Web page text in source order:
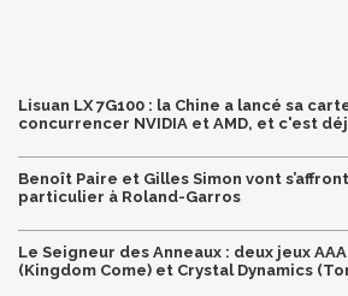
Lisuan LX 7G100 : la Chine a lancé sa
concurrencer NVIDIA et AMD, et c'est
Benoît Paire et Gilles Simon vont
particulier à Roland-Garros
Le Seigneur des Anneaux : deux jeux
(Kingdom Come) et Crystal Dynamics